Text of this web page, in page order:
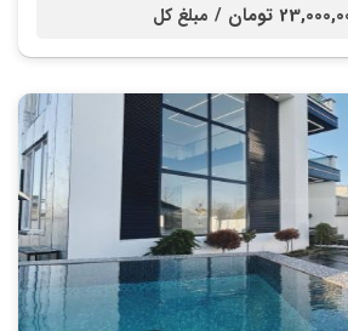
تومان / مبلغ کل